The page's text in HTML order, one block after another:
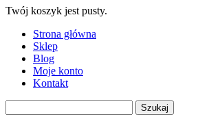
Twój koszyk jest pusty.
Strona główna
Sklep
Blog
Moje konto
Kontakt
Szukaj